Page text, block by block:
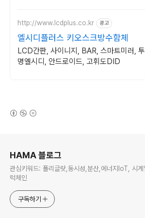
http://www.lcdplus.co.kr 광고
엘시디플러스 키오스크방수함체
LCD간판, 사이니지, BAR, 스마트미러, 투
명엘시디, 안드로이드, 고휘도DID
HAMA 블로그
관심키워드: 폴리글랏,동시성,분산,에너지IoT, 시계열분석,블
럭체인
구독하기